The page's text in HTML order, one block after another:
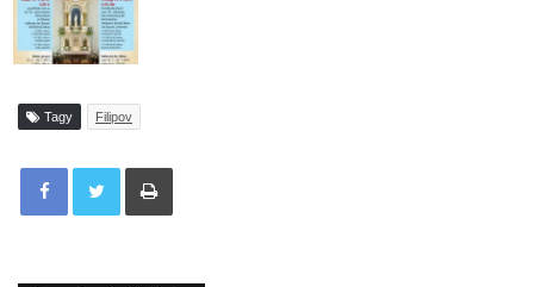
Tagy Filipov
Tisknout